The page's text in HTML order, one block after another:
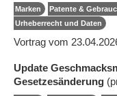
Marken Patente &
Urheberrecht und Daten
Vortrag vom
Update
Gesetzesänderung